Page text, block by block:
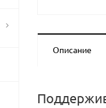
Описание